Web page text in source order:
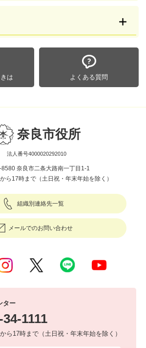
は よくある質問
奈良市役所
法人番号4000020292010
奈良市二条大路南一丁目1-1
ら17時まで（土日祝・年末年始を除く）
組織別連絡先一覧
メールでのお問い合わせ
ター
1111
ら17時まで（土日祝・年末年始を除く）